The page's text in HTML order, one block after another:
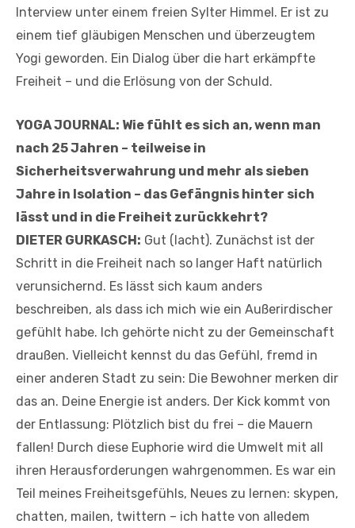
Interview unter einem freien Sylter Himmel. Er ist zu
einem tief gläubigen Menschen und überzeugtem
Yogi geworden. Ein Dialog über die hart erkämpfte
Freiheit – und die Erlösung von der Schuld.
YOGA JOURNAL: Wie fühlt es sich an, wenn man
nach 25 Jahren – teilweise in
Sicherheitsverwahrung und mehr als sieben
Jahre in Isolation – das Gefängnis hinter sich
lässt und in die Freiheit zurückkehrt?
DIETER GURKASCH: Gut (lacht). Zunächst ist der
Schritt in die Freiheit nach so langer Haft natürlich
verunsichernd. Es lässt sich kaum anders
beschreiben, als dass ich mich wie ein Außerirdischer
gefühlt habe. Ich gehörte nicht zu der Gemeinschaft
draußen. Vielleicht kennst du das Gefühl, fremd in
einer anderen Stadt zu sein: Die Bewohner merken dir
das an. Deine Energie ist anders. Der Kick kommt von
der Entlassung: Plötzlich bist du frei – die Mauern
fallen! Durch diese Euphorie wird die Umwelt mit all
ihren Herausforderungen wahrgenommen. Es war ein
Teil meines Freiheitsgefühls, Neues zu lernen: skypen,
chatten, mailen, twittern – ich hatte von alledem